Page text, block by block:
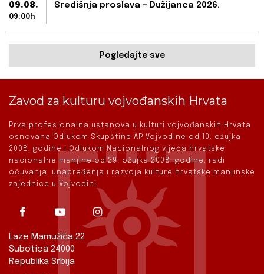
09.08.
09:00h
Središnja proslava – Dužijanca 2026.
Pogledajte sve
Zavod za kulturu vojvođanskih Hrvata
Prva profesionalna ustanova u kulturi vojvođanskih Hrvata
osnovana Odlukom Skupštine AP Vojvodine od 10. ožujka
2008. godine i Odlukom Nacionalnog vijeća hrvatske
nacionalne manjine od 29. ožujka 2008. godine, radi
očuvanja, unapređenja i razvoja kulture hrvatske manjinske
zajednice u Vojvodini.
Laze Mamužića 22
Subotica 24000
Republika Srbija